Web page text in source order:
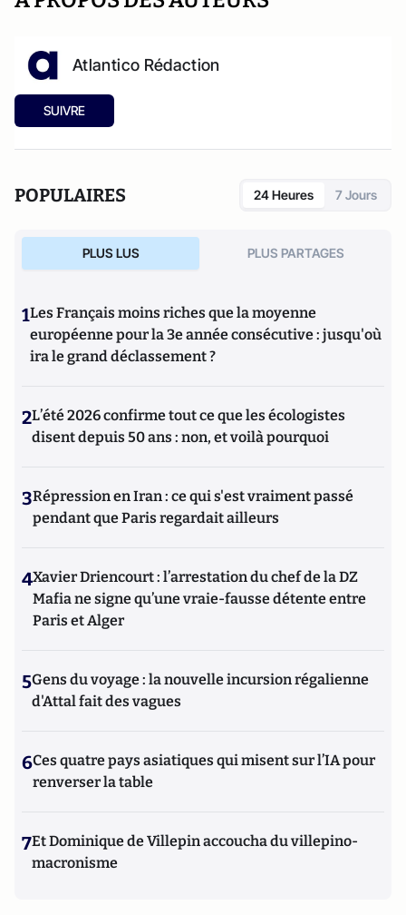
Atlantico Rédaction
SUIVRE
POPULAIRES 24 Heures 7 Jours
PLUS LUS PLUS PARTAGES
1Les Français moins riches que la moyenne
européenne pour la 3e année consécutive : jusqu'où
ira le grand déclassement ?
2L’été 2026 confirme tout ce que les écologistes
disent depuis 50 ans : non, et voilà pourquoi
3Répression en Iran : ce qui s'est vraiment passé
pendant que Paris regardait ailleurs
4Xavier Driencourt : l’arrestation du chef de la DZ
Mafia ne signe qu’une vraie-fausse détente entre
Paris et Alger
5Gens du voyage : la nouvelle incursion régalienne
d'Attal fait des vagues
6Ces quatre pays asiatiques qui misent sur l’IA pour
renverser la table
7Et Dominique de Villepin accoucha du villepino-
macronisme